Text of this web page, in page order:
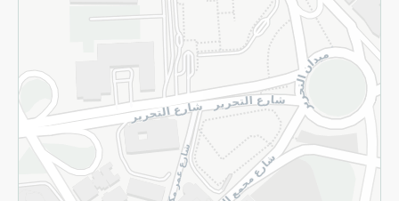
©2026 - Spinneys | جميع الحقوق محفوظة